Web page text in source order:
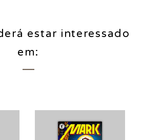
estar interessado
em: